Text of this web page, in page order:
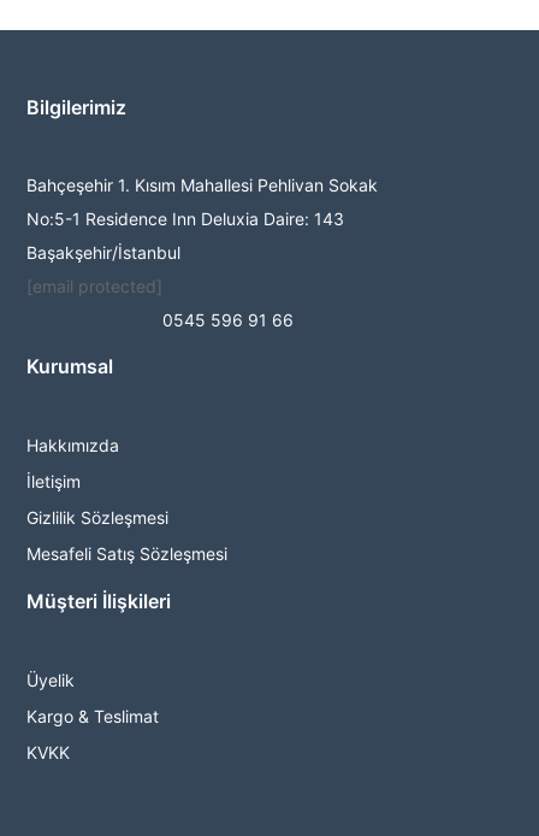
Bilgilerimiz
Bahçeşehir 1. Kısım Mahallesi Pehlivan Sokak
No:5-1 Residence Inn Deluxia Daire: 143
Başakşehir/İstanbul
[email protected]
0545 596 91 66
Kurumsal
Hakkımızda
İletişim
Gizlilik Sözleşmesi
Mesafeli Satış Sözleşmesi
Müşteri İlişkileri
Üyelik
Kargo & Teslimat
KVKK